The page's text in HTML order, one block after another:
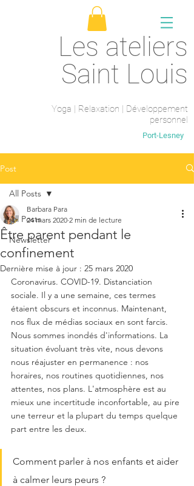
Les ateliers
Saint Louis
Yoga | Relaxation | Développement
personnel
Port-Lesney
Post
All Posts
Newsletter
All Posts
Être parent pendant le
confinement
Barbara Para
24 mars 2020 2 min de lecture
Dernière mise à jour : 25 mars 2020
Coronavirus. COVID-19. Distanciation
sociale. Il y a une semaine, ces termes
étaient obscurs et inconnus. Maintenant,
nos flux de médias sociaux en sont farcis.
Nous sommes inondés d'informations. La
situation évoluant très vite, nous devons
nous réajuster en permanence : nos
horaires, nos routines quotidiennes, nos
attentes, nos plans. L'atmosphère est au
mieux une incertitude inconfortable, au pire
une terreur et la plupart du temps quelque
part entre les deux.
Comment parler à nos enfants et aider
à calmer leurs peurs ?